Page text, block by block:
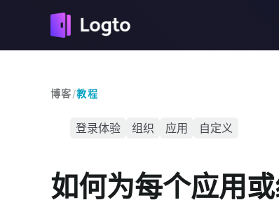
博客/教程
登录体验 组织 应用 自定义
如何为每个应用